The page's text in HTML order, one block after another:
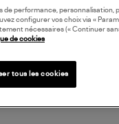
de performance, personnalisation,
configurer vos choix via «
nécessaires (« Continuer
de cookies
tous les cookies